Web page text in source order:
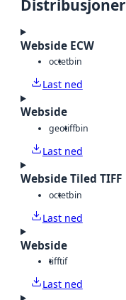
Distribusjoner
Webside ECW
octetbin
Last ned
Webside
geotiffbin
Last ned
Webside Tiled TIFF
octetbin
Last ned
Webside
tifftif
Last ned